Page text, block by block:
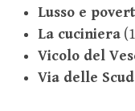
Lusso e
La cuciniera
Vicolo del
Via delle